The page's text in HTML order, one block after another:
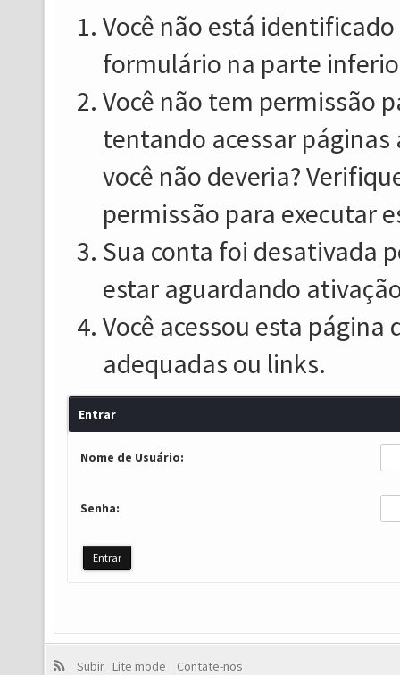
Você não está
formulário na parte
Você não tem permissão
tentando acessar
você não deveria?
permissão para executar
Sua conta foi desativada
estar aguardando
Você acessou esta
adequadas ou links.
Entrar
Nome de Usuário:
Senha:
Subir Lite mode
Contate-nos